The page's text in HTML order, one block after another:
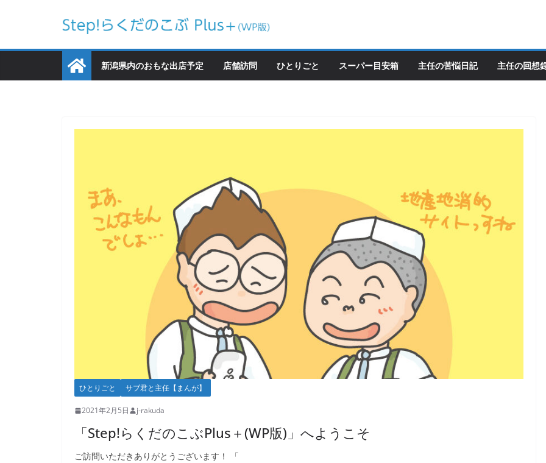
新潟県内のおもな出店予定 店舗訪問 ひとりごと スーパー目安箱 主任の苦悩日記 主任の回想
ひとりごと サブ君と主任【まんが】
2021年2月5日 j-rakuda
「Step!らくだのこぶPlus＋(WP版)」へようこそ
ご訪問いただきありがとうございます！ 「